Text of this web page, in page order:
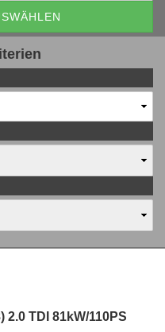
TDI 81kW/110PS